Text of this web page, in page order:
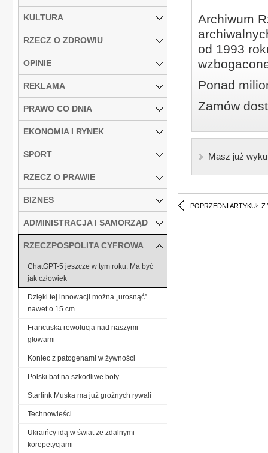
Archiwum
od 1993
Ponad
Zamów
Masz już
POPRZEDNI ARTYKUŁ Z
KULTURA
RZECZ O ZDROWIU
OPINIE
REKLAMA
PRAWO CO DNIA
EKONOMIA I RYNEK
SPORT
RZECZ O PRAWIE
BIZNES
ADMINISTRACJA I SAMORZĄD
RZECZPOSPOLITA CYFROWA
ChatGPT-5 jeszcze w tym roku. Ma być
jak człowiek
Dzięki tej innowacji można „urosnąć”
nawet o 15 cm
Francuska rewolucja nad naszymi
głowami
Koniec z patogenami w żywności
Polski bat na szkodliwe boty
Starlink Muska ma już groźnych rywali
Technowieści
Ukraińcy idą w świat ze zdalnymi
korepetycjami